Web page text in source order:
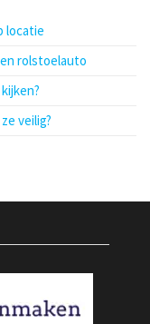
locatie
rolstoelauto
veilig?